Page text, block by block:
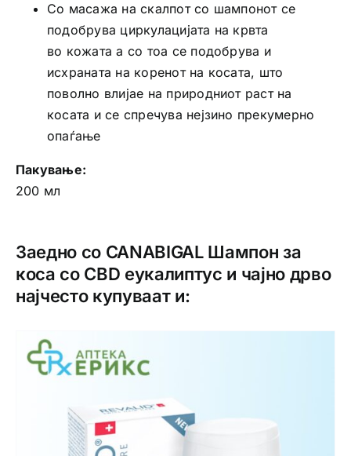
Со масажа на скалпот со шампонот се
подобрува циркулацијата на крвта
во кожата а со тоа се подобрува и
исхраната на коренот на косата, што
поволно влијае на природниот раст на
косата и се спречува нејзино прекумерно
опаѓање
Пакување:
200 мл
Заедно со CANABIGAL Шампон за
коса со CBD еукалиптус и чајно дрво
најчесто купуваат и: